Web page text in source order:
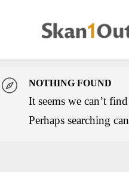
NOTHING FOUND
It seems we can’t
Perhaps searching